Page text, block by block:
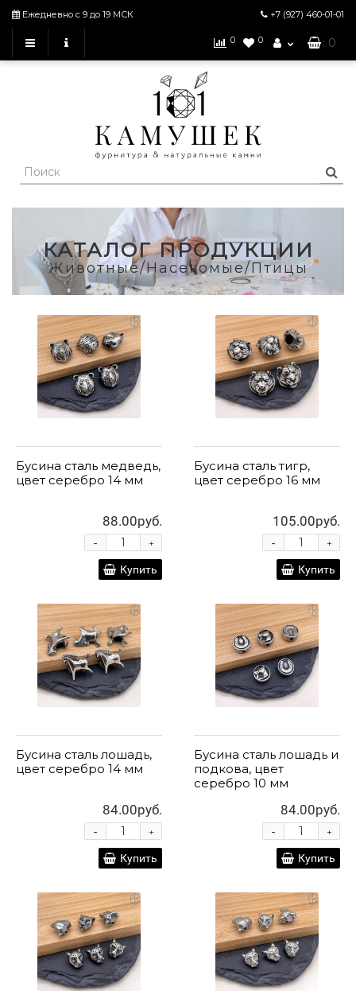
Ежедневно с 9 до 19 МСК +7 (927) 460-01-01
0 0 : 0
КАТАЛОГ ПРОДУКЦИИ
Животные/Насекомые/Птицы
Бусина сталь медведь,
цвет серебро 14 мм
88.00руб.
+
-
Купить
Бусина сталь тигр,
цвет серебро 16 мм
105.00руб.
+
-
Купить
Бусина сталь лошадь,
цвет серебро 14 мм
84.00руб.
+
-
Купить
Бусина сталь лошадь и
подкова, цвет
серебро 10 мм
84.00руб.
+
-
Купить